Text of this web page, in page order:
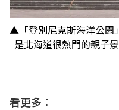
▲「登別尼克斯海洋公園
是北海道很熱門的親子
看更多：